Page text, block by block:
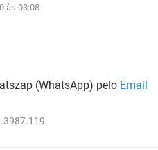
às 03:08
(WhatsApp) pelo Email